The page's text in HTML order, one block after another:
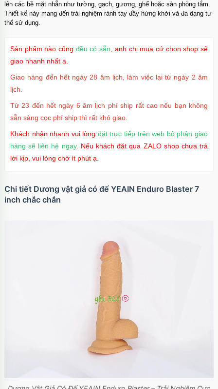
lên các bề mặt nhẵn như tường, gạch, gương, ghế hoặc sàn phòng tắm.
Thiết kế này mang đến trải nghiệm rảnh tay đầy hứng khởi và đa dạng tư
thế sử dụng.
Sản phẩm nào cũng đều có sẵn , anh chị mua cứ chọn shop sẽ
giao nhanh nhất ạ.
Giao hàng đến hết ngày 28 âm lịch, làm việc lại từ ngày 2 âm
lịch.
Từ 23 đến hết ngày 6 âm lịch phí ship rất cao nếu bạn không
sẵn sàng cọc phí ship thì rất khó giao.
Khách nhận nhanh vui lòng đặt trực tiếp trên web bộ phận giao
hàng sẽ liên hệ ngay. Nếu khách đặt qua ZALO shop chưa trả
lời kịp, vui lòng chờ ít phút ạ.
Chi tiết Dương vật giả có đế YEAIN Enduro Blaster 7
inch chắc chắn